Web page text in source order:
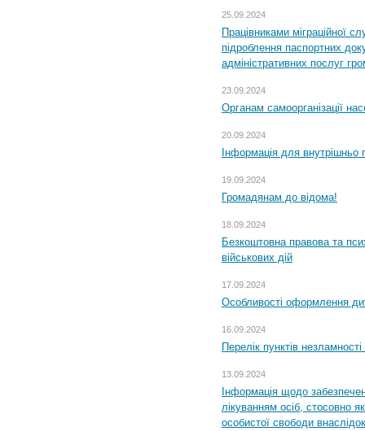
25.09.2024
Працівниками міграційної
підроблення паспортних
адміністративних послуг
23.09.2024
Органам самоорганізації
20.09.2024
Інформація для внутрішньо
19.09.2024
Громадянам до відома!
18.09.2024
Безкоштовна правова та
військових дій
17.09.2024
Особливості оформлення
16.09.2024
Перелік пунктів
13.09.2024
Інформація щодо
лікуванням осіб, стосовно
особистої свободи